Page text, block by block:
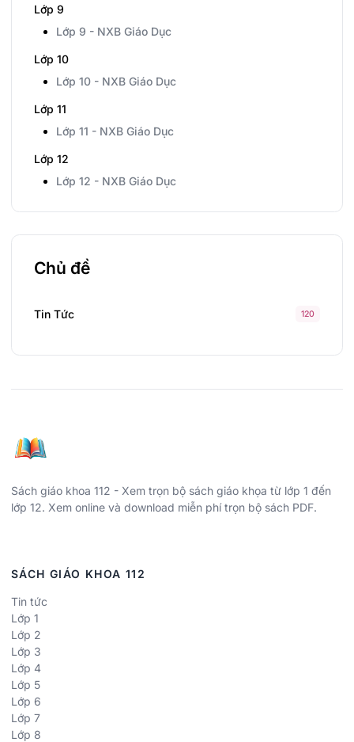
Lớp 9
Lớp 9 - NXB Giáo Dục
Lớp 10
Lớp 10 - NXB Giáo Dục
Lớp 11
Lớp 11 - NXB Giáo Dục
Lớp 12
Lớp 12 - NXB Giáo Dục
Chủ đề
Tin Tức 120
Sách giáo khoa 112 - Xem trọn bộ sách giáo khọa từ lớp 1 đến
lớp 12. Xem online và download miễn phí trọn bộ sách PDF.
SÁCH GIÁO KHOA 112
Tin tức
Lớp 1
Lớp 2
Lớp 3
Lớp 4
Lớp 5
Lớp 6
Lớp 7
Lớp 8